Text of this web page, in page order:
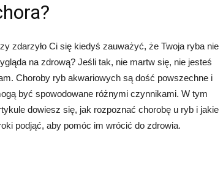
zdarzyło Ci się kiedyś zauważyć, że Twoja ryba nie
na zdrową? Jeśli tak, nie martw się, nie jesteś
Choroby ryb akwariowych są dość powszechne i
być spowodowane różnymi czynnikami. W tym
dowiesz się, jak rozpoznać chorobę u ryb i jakie
podjąć, aby pomóc im wrócić do zdrowia.